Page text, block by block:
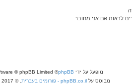
לראות אם אני מחובר
מופעל על ידי phpBB
® Forum Software © phpBB Limited
מבוסס על phpBB.co.il - פורומים בעברית
. © 2017 - phpBB.co.il.